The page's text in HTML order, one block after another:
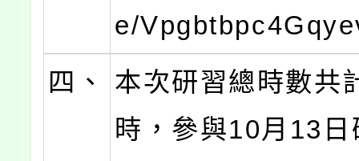
e/
四、
本次研習總時數共
時，參與10月13